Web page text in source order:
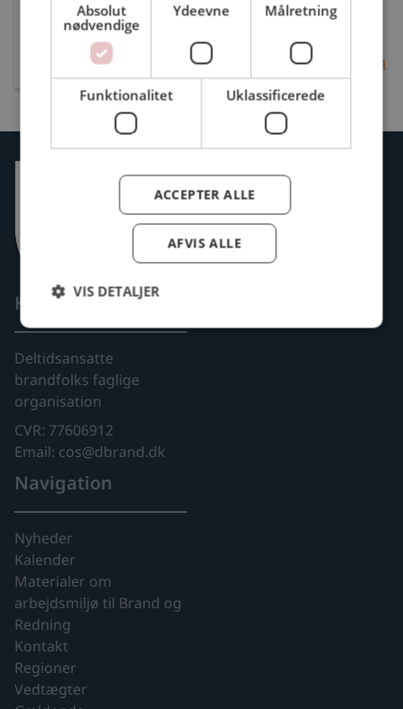
Ansat: Kommunal
Tlf.: 51205921
thomaspetersen85@hotmail.com
Kontakt
Deltidsansatte
brandfolks faglige
organisation
CVR: 77606912
Email: cos@dbrand.dk
Navigation
Nyheder
Kalender
Materialer om
arbejdsmiljø til Brand og
Redning
Kontakt
Regioner
Vedtægter
Absolut
nødvendige
Ydeevne Målretning
Funktionalitet Uklassificerede
ACCEPTER ALLE
AFVIS ALLE
VIS DETALJER